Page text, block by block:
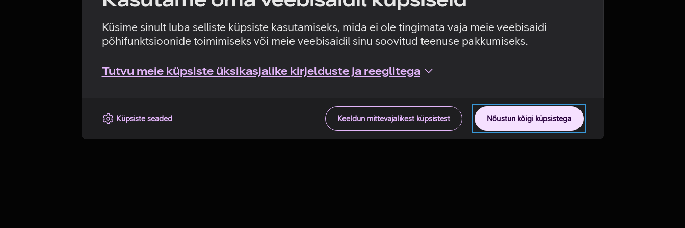
Küsime sinult luba selliste küpsiste kasutamiseks, mida ei ole tingimata vaja meie veebisaidi
põhifunktsioonide toimimiseks või meie veebisaidil sinu soovitud teenuse pakkumiseks.
Tutvu meie küpsiste üksikasjalike kirjelduste ja reeglitega
Nõustun kõigi küpsistega
Keeldun mittevajalikest küpsistest
Küpsiste seaded